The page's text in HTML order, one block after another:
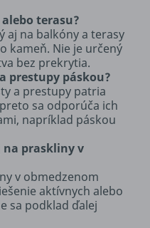
terasu?
aj na balkóny a terasy
kameň. Nie je určený
bez prekrytia.
prestupy páskou?
a prestupy patria
sa odporúča ich
napríklad páskou
na praskliny v
v obmedzenom
aktívnych alebo
sa podklad ďalej